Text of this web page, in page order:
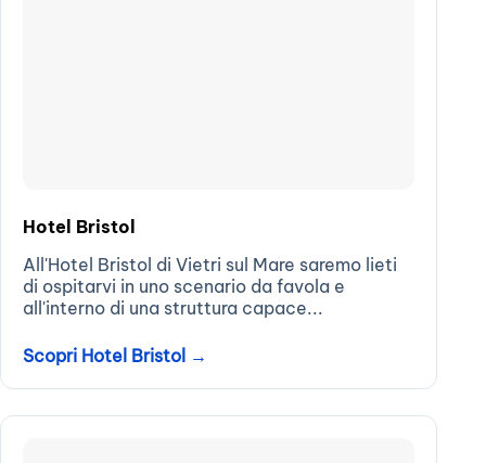
Hotel Bristol
All'Hotel Bristol di Vietri sul Mare saremo lieti
di ospitarvi in uno scenario da favola e
all'interno di una struttura capace...
Scopri Hotel Bristol →